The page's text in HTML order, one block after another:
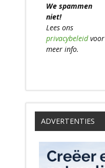
We spammen
niet!
Lees ons
privacybeleidvoor
meer info.
ADVERTENTIES